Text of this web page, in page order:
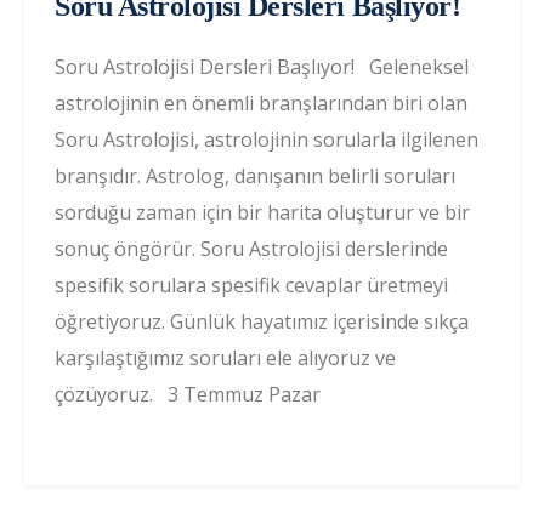
Soru Astrolojisi Dersleri Başlıyor!
Soru Astrolojisi Dersleri Başlıyor! Geleneksel
astrolojinin en önemli branşlarından biri olan
Soru Astrolojisi, astrolojinin sorularla ilgilenen
branşıdır. Astrolog, danışanın belirli soruları
sorduğu zaman için bir harita oluşturur ve bir
sonuç öngörür. Soru Astrolojisi derslerinde
spesifik sorulara spesifik cevaplar üretmeyi
öğretiyoruz. Günlük hayatımız içerisinde sıkça
karşılaştığımız soruları ele alıyoruz ve
çözüyoruz. 3 Temmuz Pazar